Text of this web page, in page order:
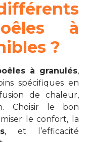
à
?
à granulés,
spécifiques en
de chaleur,
Choisir le bon
le confort, la
, et l’efficacité